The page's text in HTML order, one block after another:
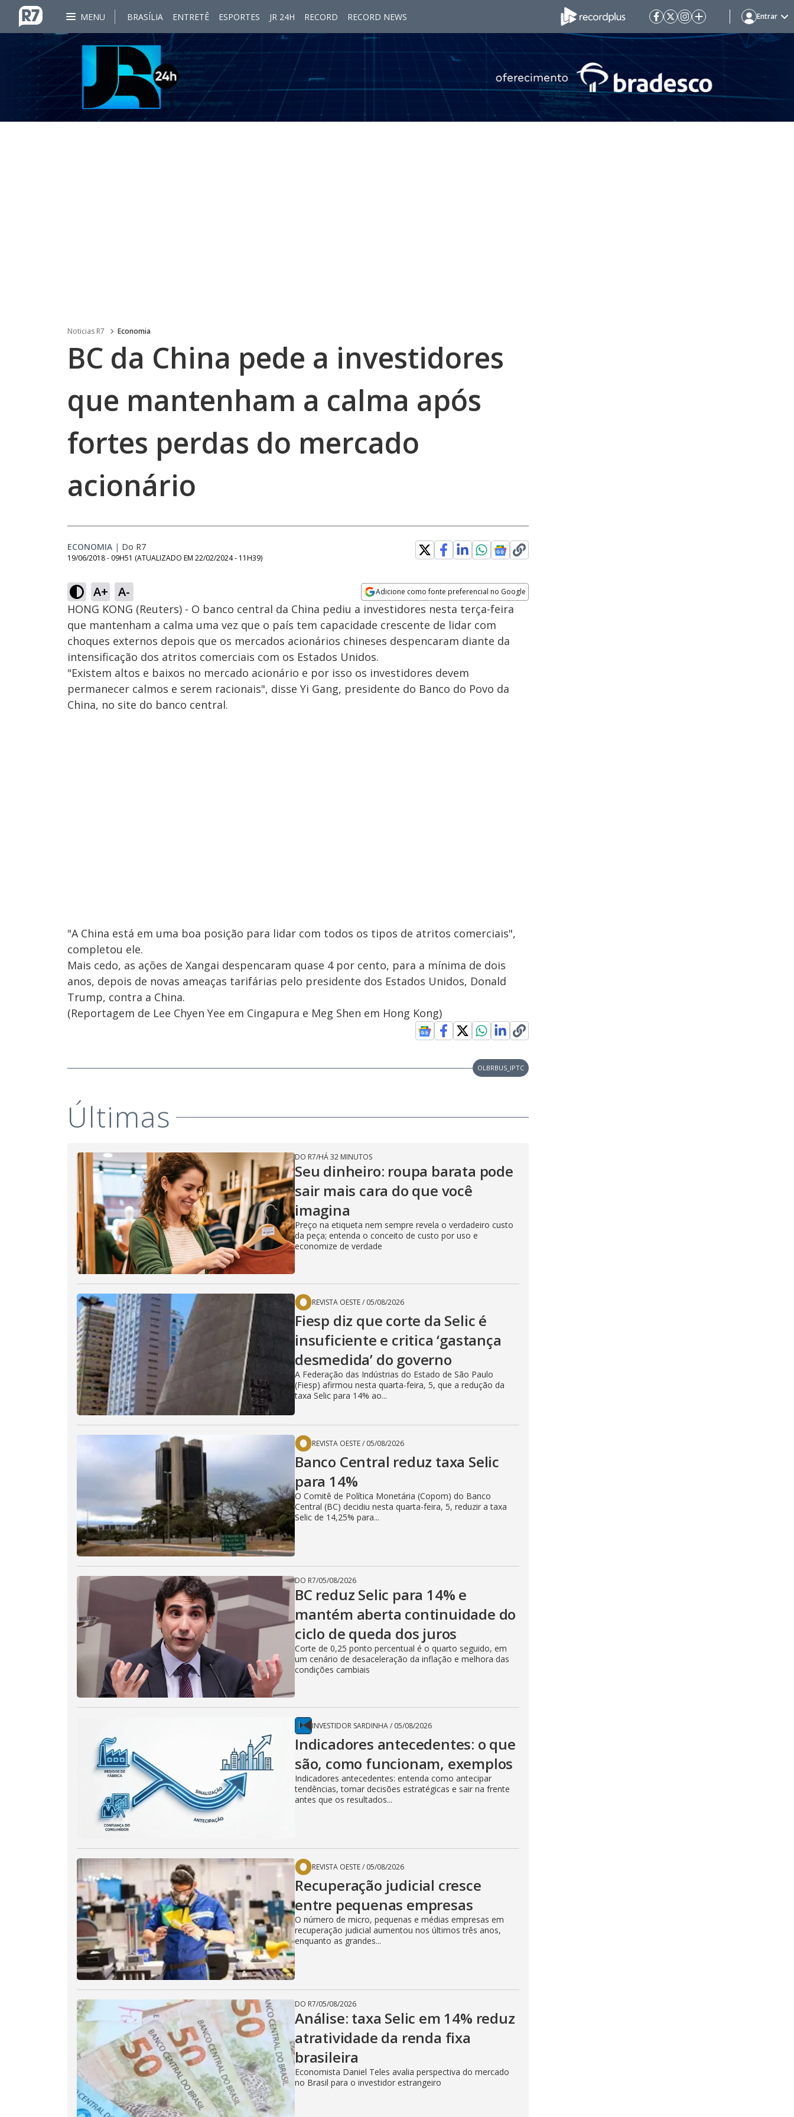
MENU BRASÍLIA ENTRETÊ ESPORTES JR 24H RECORD RECORD NEWS Entrar
Noticias R7 Economia
BC da China pede a investidores
que mantenham a calma após
fortes perdas do mercado
acionário
ECONOMIA | Do R7
19/06/2018 - 09H51 (ATUALIZADO EM 22/02/2024 - 11H39)
A+ A- Adicione como fonte preferencial no Google
Opens in new window
HONG KONG (Reuters) - O banco central da China pediu a investidores nesta terça-feira
que mantenham a calma uma vez que o país tem capacidade crescente de lidar com
choques externos depois que os mercados acionários chineses despencaram diante da
intensificação dos atritos comerciais com os Estados Unidos.
"Existem altos e baixos no mercado acionário e por isso os investidores devem
permanecer calmos e serem racionais", disse Yi Gang, presidente do Banco do Povo da
China, no site do banco central.
"A China está em uma boa posição para lidar com todos os tipos de atritos comerciais",
completou ele.
Mais cedo, as ações de Xangai despencaram quase 4 por cento, para a mínima de dois
anos, depois de novas ameaças tarifárias pelo presidente dos Estados Unidos, Donald
Trump, contra a China.
(Reportagem de Lee Chyen Yee em Cingapura e Meg Shen em Hong Kong)
OLBRBUS_IPTC
Últimas
DO R7/HÁ 32 MINUTOS
Seu dinheiro: roupa barata pode
sair mais cara do que você
imagina
Preço na etiqueta nem sempre revela o verdadeiro custo
da peça; entenda o conceito de custo por uso e
economize de verdade
REVISTA OESTE/ 05/08/2026
Fiesp diz que corte da Selic é
insuficiente e critica ‘gastança
desmedida’ do governo
A Federação das Indústrias do Estado de São Paulo
(Fiesp) afirmou nesta quarta-feira, 5, que a redução da
taxa Selic para 14% ao...
REVISTA OESTE/ 05/08/2026
Banco Central reduz taxa Selic
para 14%
O Comitê de Política Monetária (Copom) do Banco
Central (BC) decidiu nesta quarta-feira, 5, reduzir a taxa
Selic de 14,25% para...
DO R7/05/08/2026
BC reduz Selic para 14% e
mantém aberta continuidade do
ciclo de queda dos juros
Corte de 0,25 ponto percentual é o quarto seguido, em
um cenário de desaceleração da inflação e melhora das
condições cambiais
INVESTIDOR SARDINHA/ 05/08/2026
Indicadores antecedentes: o que
são, como funcionam, exemplos
Indicadores antecedentes: entenda como antecipar
tendências, tomar decisões estratégicas e sair na frente
antes que os resultados...
REVISTA OESTE/ 05/08/2026
Recuperação judicial cresce
entre pequenas empresas
O número de micro, pequenas e médias empresas em
recuperação judicial aumentou nos últimos três anos,
enquanto as grandes...
DO R7/05/08/2026
Análise: taxa Selic em 14% reduz
atratividade da renda fixa
brasileira
Economista Daniel Teles avalia perspectiva do mercado
no Brasil para o investidor estrangeiro